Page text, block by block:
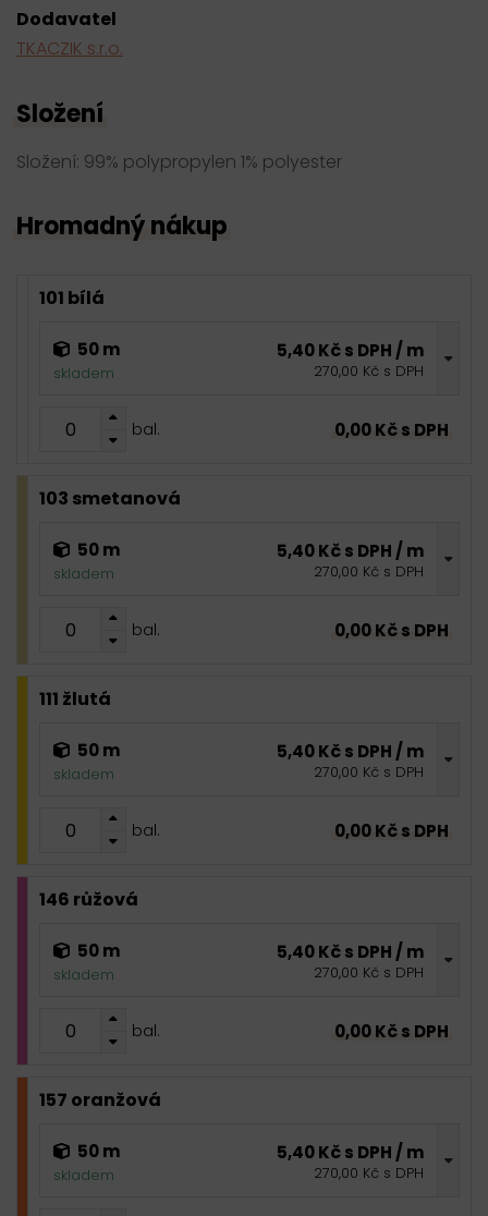
Dodavatel
TKACZIK s.r.o.
Složení
Složení: 99% polypropylen 1% polyester
Hromadný nákup
101 bílá
50 m
skladem
5,40 Kč s DPH / m
270,00 Kč s DPH
bal. 0,00 Kč s DPH
103 smetanová
50 m
skladem
5,40 Kč s DPH / m
270,00 Kč s DPH
bal. 0,00 Kč s DPH
111 žlutá
50 m
skladem
5,40 Kč s DPH / m
270,00 Kč s DPH
bal. 0,00 Kč s DPH
146 růžová
50 m
skladem
5,40 Kč s DPH / m
270,00 Kč s DPH
bal. 0,00 Kč s DPH
157 oranžová
50 m
skladem
5,40 Kč s DPH / m
270,00 Kč s DPH